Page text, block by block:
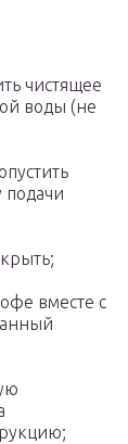
чистящее
воды (не
подачи
вместе с